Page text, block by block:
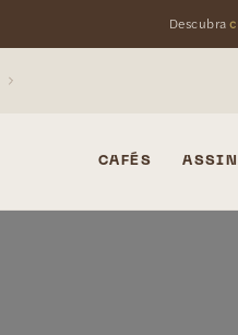
Descubra
CAFÉS